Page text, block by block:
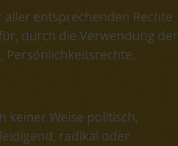
entsprechenden Rechte
durch die Verwendung der
Persönlichkeitsrechte,
keiner Weise politisch,
radikal oder